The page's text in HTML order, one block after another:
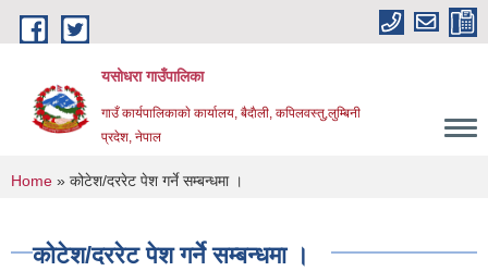
Skip to main content
यसोधरा गाउँपालिका
गाउँ कार्यपालिकाकाे कार्यालय, बैदाैली, कपिलवस्तु,लुम्बिनी
प्रदेश, नेपाल
You are here
Home » कोटेश/दररेट पेश गर्ने सम्बन्धमा ।
कोटेश/दररेट पेश गर्ने सम्बन्धमा ।